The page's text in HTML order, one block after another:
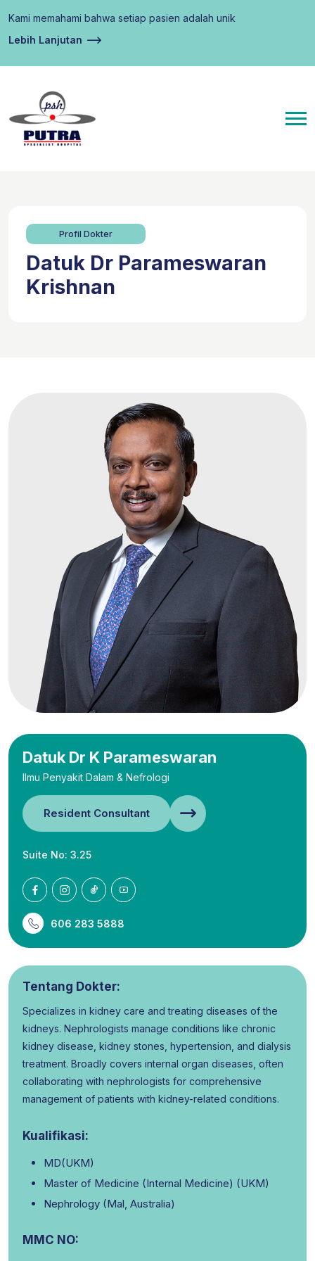
Kami memahami bahwa setiap pasien adalah unik
Lebih Lanjutan
Profil Dokter
Datuk Dr Parameswaran
Krishnan
Datuk Dr K Parameswaran
Ilmu Penyakit Dalam & Nefrologi
Resident Consultant
Suite No: 3.25
606 283 5888
Tentang Dokter:
Specializes in kidney care and treating diseases of the
kidneys. Nephrologists manage conditions like chronic
kidney disease, kidney stones, hypertension, and dialysis
treatment. Broadly covers internal organ diseases, often
collaborating with nephrologists for comprehensive
management of patients with kidney-related conditions.
Kualifikasi:
MD(UKM)
Master of Medicine (Internal Medicine) (UKM)
Nephrology (Mal, Australia)
MMC NO: